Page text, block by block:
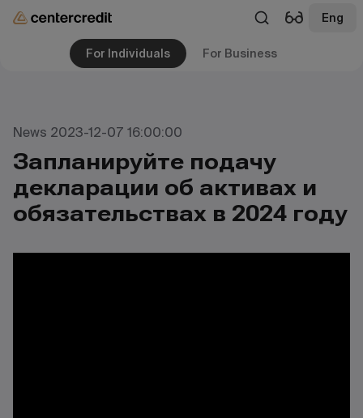
Eng
For Individuals For Business
News 2023-12-07 16:00:00
Запланируйте подачу
декларации об активах и
обязательствах в 2024 году